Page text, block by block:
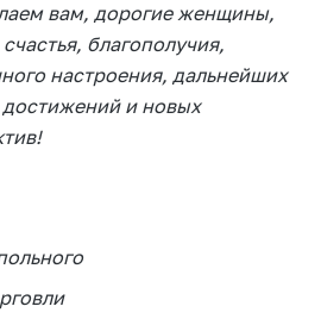
вам, дорогие женщины,
благополучия,
настроения, дальнейших
и новых